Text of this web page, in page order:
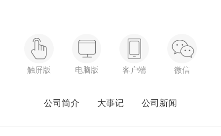
触屏版 电脑版 客户端 微信
公司简介 大事记 公司新闻